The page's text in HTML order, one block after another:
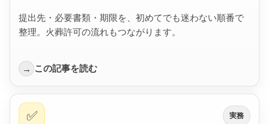
提出先・必要書類・期限を、初めてでも迷わない順番で
整理。火葬許可の流れもつながります。
→ この記事を読む
✅ 実務